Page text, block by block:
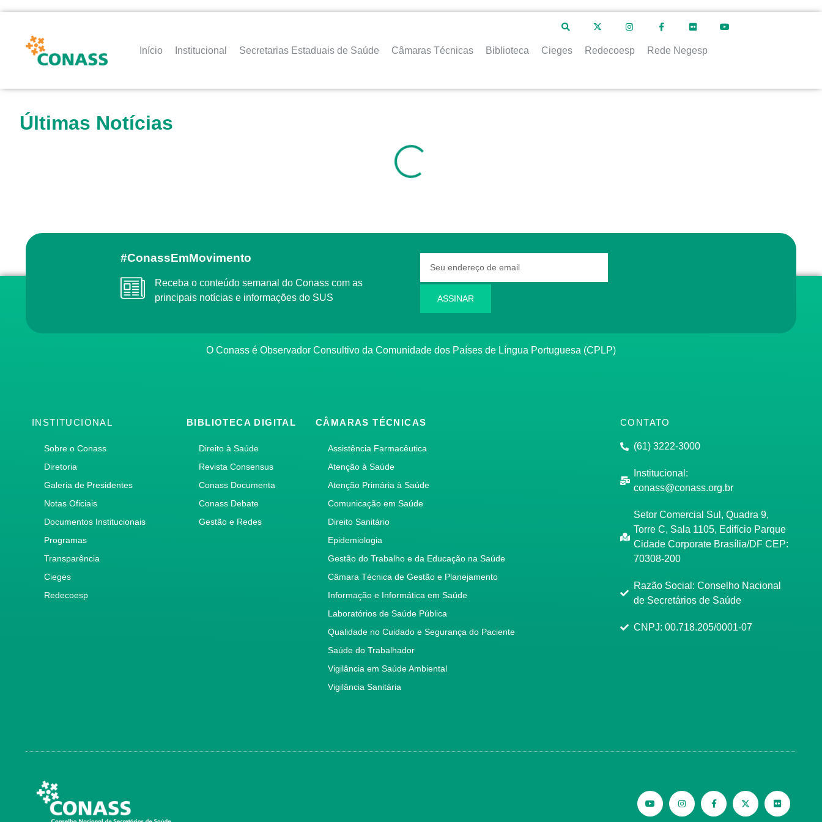
Início Institucional Secretarias Estaduais de Saúde Câmaras Técnicas Biblioteca Cieges Redecoesp Rede Negesp
Últimas Notícias
#ConassEmMovimento
Receba o conteúdo semanal do Conass com as
principais notícias e informações do SUS
ASSINAR
O Conass é Observador Consultivo da Comunidade dos Países de Língua Portuguesa (CPLP)
INSTITUCIONAL
Sobre o Conass
Diretoria
Galeria de Presidentes
Notas Oficiais
Documentos Institucionais
Programas
Transparência
Cieges
Redecoesp
BIBLIOTECA DIGITAL
Direito à Saúde
Revista Consensus
Conass Documenta
Conass Debate
Gestão e Redes
CÂMARAS TÉCNICAS
Assistência Farmacêutica
Atenção à Saúde
Atenção Primária à Saúde
Comunicação em Saúde
Direito Sanitário
Epidemiologia
Gestão do Trabalho e da Educação na Saúde
Câmara Técnica de Gestão e Planejamento
Informação e Informática em Saúde
Laboratórios de Saúde Pública
Qualidade no Cuidado e Segurança do Paciente
Saúde do Trabalhador
Vigilância em Saúde Ambiental
Vigilância Sanitária
CONTATO
(61) 3222-3000
Institucional:
conass@conass.org.br
Setor Comercial Sul, Quadra 9,
Torre C, Sala 1105, Edifício Parque
Cidade Corporate Brasília/DF CEP:
70308-200
Razão Social: Conselho Nacional
de Secretários de Saúde
CNPJ: 00.718.205/0001-07